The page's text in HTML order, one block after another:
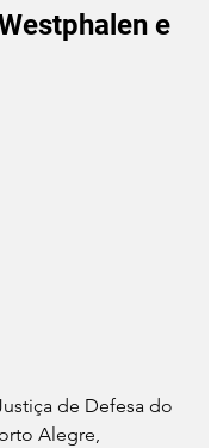
e
de 5 estrelas.
de Defesa do
Alegre,